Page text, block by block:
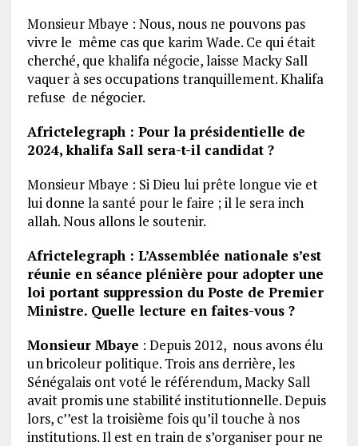
Monsieur Mbaye : Nous, nous ne pouvons pas
vivre le même cas que karim Wade. Ce qui était
cherché, que khalifa négocie, laisse Macky Sall
vaquer à ses occupations tranquillement. Khalifa
refuse de négocier.
Africtelegraph : Pour la présidentielle de
2024, khalifa Sall sera-t-il candidat ?
Monsieur Mbaye : Si Dieu lui prête longue vie et
lui donne la santé pour le faire ; il le sera inch
allah. Nous allons le soutenir.
Africtelegraph : L’Assemblée nationale s’est
réunie en séance plénière pour adopter une
loi portant suppression du Poste de Premier
Ministre. Quelle lecture en faites-vous ?
Monsieur Mbaye : Depuis 2012, nous avons élu
un bricoleur politique. Trois ans derrière, les
Sénégalais ont voté le référendum, Macky Sall
avait promis une stabilité institutionnelle. Depuis
lors, c’’est la troisième fois qu’il touche à nos
institutions. Il est en train de s’organiser pour ne